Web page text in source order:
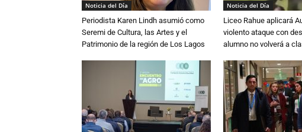
Noticia del Día
Periodista Karen Lindh asumió como
Seremi de Cultura, las Artes y el
Patrimonio de la región de Los Lagos
Noticia del Día
Liceo Rahue aplicará
violento ataque con
alumno no volverá a